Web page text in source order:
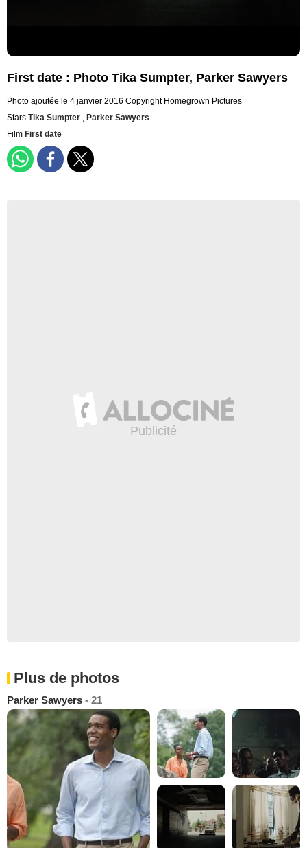
First date : Photo Tika Sumpter, Parker Sawyers
Photo ajoutée le 4 janvier 2016 Copyright Homegrown Pictures
Stars Tika Sumpter , Parker Sawyers
Film First date
Plus de photos
Parker Sawyers - 21